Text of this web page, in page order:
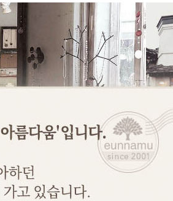
페이코 ID로 페이코